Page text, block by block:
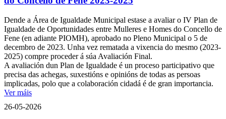
Dende a Área de Igualdade Municipal estase a avaliar o IV Plan de
Igualdade de Oportunidades entre Mulleres e Homes do Concello de
Fene (en adiante PIOMH), aprobado no Pleno Municipal o 5 de
decembro de 2023. Unha vez rematada a vixencia do mesmo (2023-
2025) compre proceder á súa Avaliación Final.
A avaliación dun Plan de Igualdade é un proceso participativo que
precisa das achegas, suxestións e opinións de todas as persoas
implicadas, polo que a colaboración cidadá é de gran importancia.
Ver máis
26-05-2026